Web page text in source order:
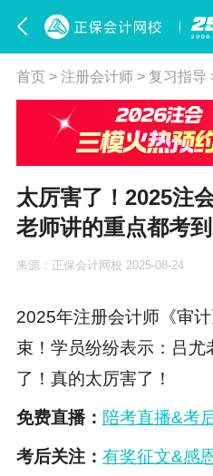
首页> 注册会计师> 复习指导
太厉害了！2025注
老师讲的重点都考到
来源： 正保会计网校 2025-08-24
2025年注册会计师《审
束！学员纷纷表示：吕尤
了！真的太厉害了！
免费直播： 陪考直播&考
考后关注： 有奖征文&感